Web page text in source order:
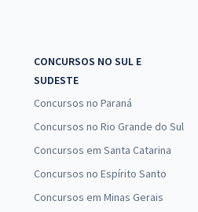
CONCURSOS NO SUL E
SUDESTE
Concursos no Paraná
Concursos no Rio Grande do Sul
Concursos em Santa Catarina
Concursos no Espírito Santo
Concursos em Minas Gerais